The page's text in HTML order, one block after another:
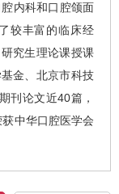
内科和口腔颌面
较丰富的临床经
究生理论课授课
金、北京市科技
刊论文近40篇，
中华口腔医学会